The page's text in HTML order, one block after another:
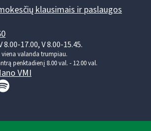
klausimais ir paslaugos
17.00, V 8.00-15.45.
viena valanda trumpiau.
penktadienį 8.00 val. - 12.00 val.
VMI